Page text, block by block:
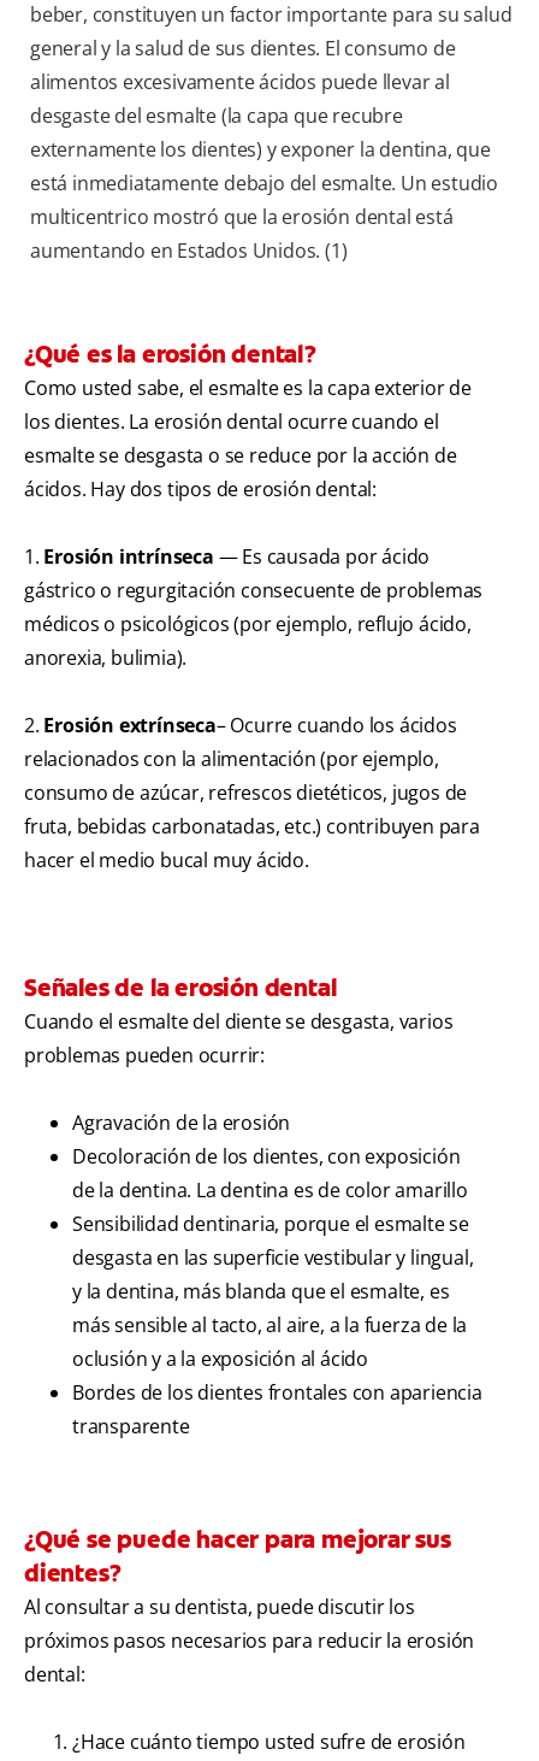
beber, constituyen un factor importante para su salud
general y la salud de sus dientes. El consumo de
alimentos excesivamente ácidos puede llevar al
desgaste del esmalte (la capa que recubre
externamente los dientes) y exponer la dentina, que
está inmediatamente debajo del esmalte. Un estudio
multicentrico mostró que la erosión dental está
aumentando en Estados Unidos. (1)
¿Qué es la erosión dental?
Como usted sabe, el esmalte es la capa exterior de
los dientes. La erosión dental ocurre cuando el
esmalte se desgasta o se reduce por la acción de
ácidos. Hay dos tipos de erosión dental:
1. Erosión intrínseca — Es causada por ácido
gástrico o regurgitación consecuente de problemas
médicos o psicológicos (por ejemplo, reflujo ácido,
anorexia, bulimia).
2. Erosión extrínseca– Ocurre cuando los ácidos
relacionados con la alimentación (por ejemplo,
consumo de azúcar, refrescos dietéticos, jugos de
fruta, bebidas carbonatadas, etc.) contribuyen para
hacer el medio bucal muy ácido.
Señales de la erosión dental
Cuando el esmalte del diente se desgasta, varios
problemas pueden ocurrir:
Agravación de la erosión
Decoloración de los dientes, con exposición
de la dentina. La dentina es de color amarillo
Sensibilidad dentinaria, porque el esmalte se
desgasta en las superficie vestibular y lingual,
y la dentina, más blanda que el esmalte, es
más sensible al tacto, al aire, a la fuerza de la
oclusión y a la exposición al ácido
Bordes de los dientes frontales con apariencia
transparente
¿Qué se puede hacer para mejorar sus
dientes?
Al consultar a su dentista, puede discutir los
próximos pasos necesarios para reducir la erosión
dental:
¿Hace cuánto tiempo usted sufre de erosión